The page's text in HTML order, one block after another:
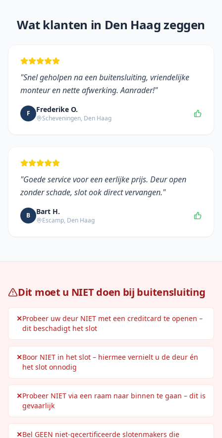
Wat klanten in Den Haagzeggen
"Snel geholpen na een buitensluiting, vriendelijke
monteur en nette afwerking. Aanrader!"
F Frederike O.
Scheveningen, Den Haag
"Goede service voor een eerlijke prijs. Deur open
zonder schade, slot ook direct vervangen."
B Bart H.
Escamp, Den Haag
Dit moet u NIET doen bij buitensluiting
✕Probeer uw deur NIET met een creditcard te openen –
dit beschadigt het slot
✕Boor NIET in het slot – hiermee vernielt u de deur én
het slot onnodig
✕Probeer NIET via een raam naar binnen te gaan – dit is
gevaarlijk
✕Bel GEEN niet-gecertificeerde slotenmakers die